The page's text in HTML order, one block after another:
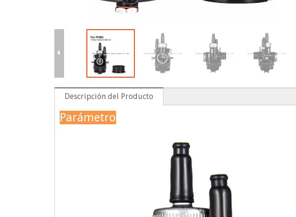
Descripción del Producto
Parámetro